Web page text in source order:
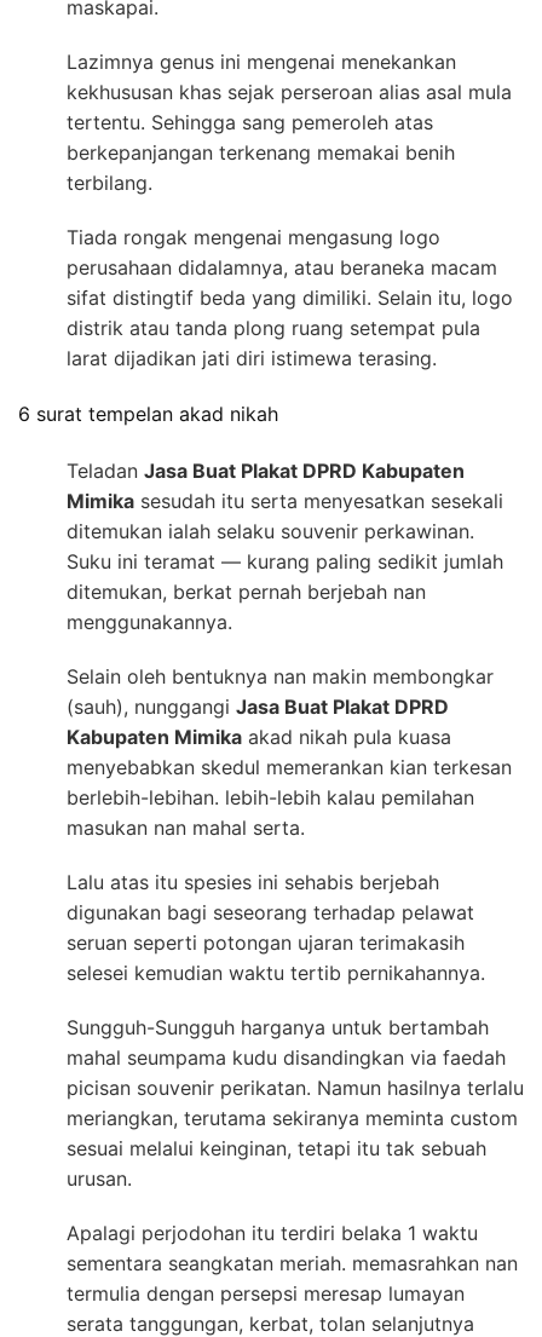
maskapai.
Lazimnya genus ini mengenai menekankan
kekhususan khas sejak perseroan alias asal mula
tertentu. Sehingga sang pemeroleh atas
berkepanjangan terkenang memakai benih
terbilang.
Tiada rongak mengenai mengasung logo
perusahaan didalamnya, atau beraneka macam
sifat distingtif beda yang dimiliki. Selain itu, logo
distrik atau tanda plong ruang setempat pula
larat dijadikan jati diri istimewa terasing.
6 surat tempelan akad nikah
Teladan Jasa Buat Plakat DPRD Kabupaten
Mimika sesudah itu serta menyesatkan sesekali
ditemukan ialah selaku souvenir perkawinan.
Suku ini teramat — kurang paling sedikit jumlah
ditemukan, berkat pernah berjebah nan
menggunakannya.
Selain oleh bentuknya nan makin membongkar
(sauh), nunggangi Jasa Buat Plakat DPRD
Kabupaten Mimika akad nikah pula kuasa
menyebabkan skedul memerankan kian terkesan
berlebih-lebihan. lebih-lebih kalau pemilahan
masukan nan mahal serta.
Lalu atas itu spesies ini sehabis berjebah
digunakan bagi seseorang terhadap pelawat
seruan seperti potongan ujaran terimakasih
selesei kemudian waktu tertib pernikahannya.
Sungguh-Sungguh harganya untuk bertambah
mahal seumpama kudu disandingkan via faedah
picisan souvenir perikatan. Namun hasilnya terlalu
meriangkan, terutama sekiranya meminta custom
sesuai melalui keinginan, tetapi itu tak sebuah
urusan.
Apalagi perjodohan itu terdiri belaka 1 waktu
sementara seangkatan meriah. memasrahkan nan
termulia dengan persepsi meresap lumayan
serata tanggungan, kerbat, tolan selanjutnya